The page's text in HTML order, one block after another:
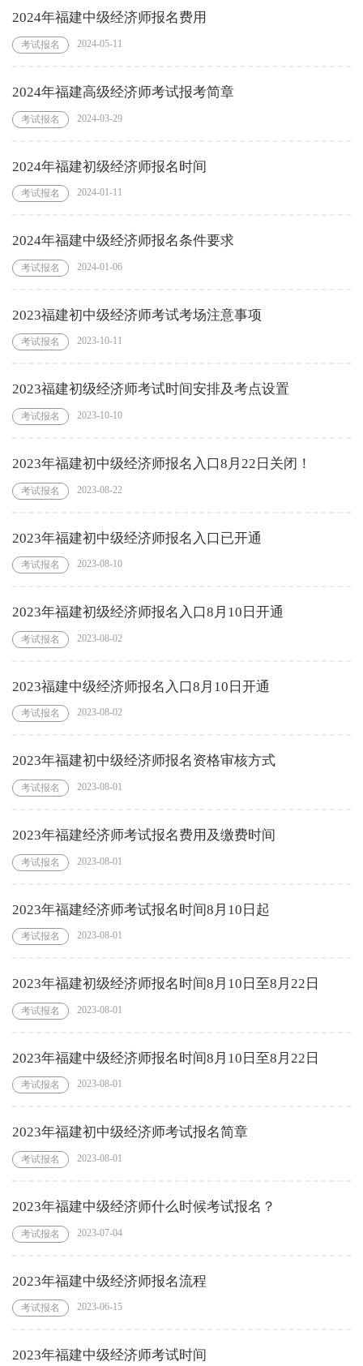
2024年福建中级经济师报名费用
考试报名 2024-05-11
2024年福建高级经济师考试报考简章
考试报名 2024-03-29
2024年福建初级经济师报名时间
考试报名 2024-01-11
2024年福建中级经济师报名条件要求
考试报名 2024-01-06
2023福建初中级经济师考试考场注意事项
考试报名 2023-10-11
2023福建初级经济师考试时间安排及考点设置
考试报名 2023-10-10
2023年福建初中级经济师报名入口8月22日关闭！
考试报名 2023-08-22
2023年福建初中级经济师报名入口已开通
考试报名 2023-08-10
2023年福建初级经济师报名入口8月10日开通
考试报名 2023-08-02
2023福建中级经济师报名入口8月10日开通
考试报名 2023-08-02
2023年福建初中级经济师报名资格审核方式
考试报名 2023-08-01
2023年福建经济师考试报名费用及缴费时间
考试报名 2023-08-01
2023年福建经济师考试报名时间8月10日起
考试报名 2023-08-01
2023年福建初级经济师报名时间8月10日至8月22日
考试报名 2023-08-01
2023年福建中级经济师报名时间8月10日至8月22日
考试报名 2023-08-01
2023年福建初中级经济师考试报名简章
考试报名 2023-08-01
2023年福建中级经济师什么时候考试报名？
考试报名 2023-07-04
2023年福建中级经济师报名流程
考试报名 2023-06-15
2023年福建中级经济师考试时间